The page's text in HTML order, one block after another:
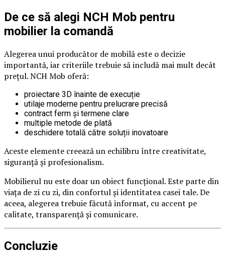
De ce să alegi NCH Mob pentru
mobilier la comandă
Alegerea unui producător de mobilă este o decizie
importantă, iar criteriile trebuie să includă mai mult decât
prețul. NCH Mob oferă:
proiectare 3D înainte de execuție
utilaje moderne pentru prelucrare precisă
contract ferm și termene clare
multiple metode de plată
deschidere totală către soluții inovatoare
Aceste elemente creează un echilibru între creativitate,
siguranță și profesionalism.
Mobilierul nu este doar un obiect funcțional. Este parte din
viața de zi cu zi, din confortul și identitatea casei tale. De
aceea, alegerea trebuie făcută informat, cu accent pe
calitate, transparență și comunicare.
Concluzie